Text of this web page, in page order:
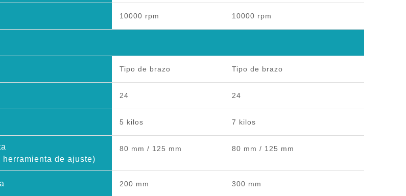
10000 rpm 10000 rpm
Tipo de brazo Tipo de brazo
24 24
5 kilos 7 kilos
de ajuste)
80 mm / 125 mm 80 mm / 125 mm
200 mm 300 mm